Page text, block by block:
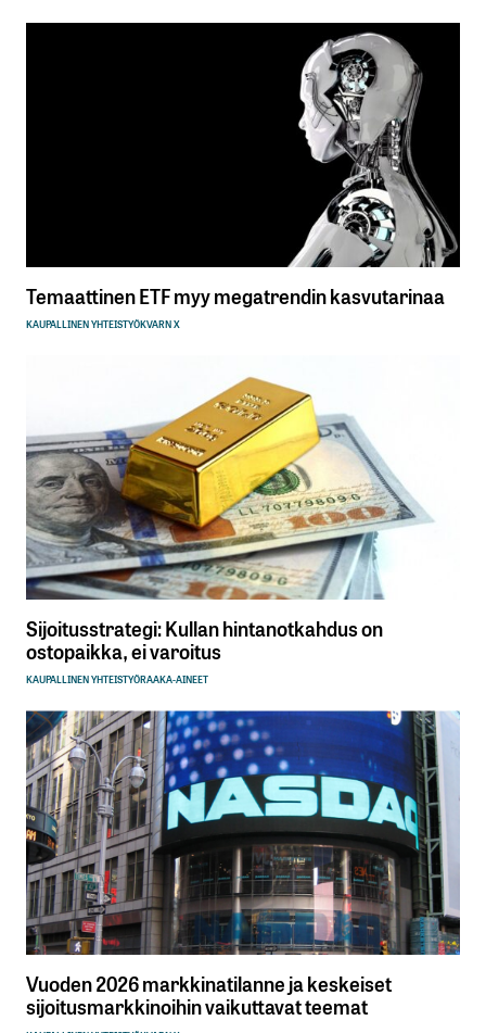
Temaattinen ETF myy megatrendin kasvutarinaa
KAUPALLINEN YHTEISTYÖKVARN X
Sijoitusstrategi: Kullan hintanotkahdus on
ostopaikka, ei varoitus
KAUPALLINEN YHTEISTYÖRAAKA-AINEET
Vuoden 2026 markkinatilanne ja keskeiset
sijoitusmarkkinoihin vaikuttavat teemat